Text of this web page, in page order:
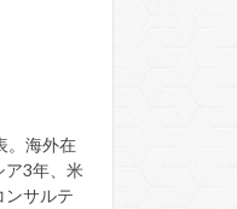
。海外在
ア3年、米
ンサルテ